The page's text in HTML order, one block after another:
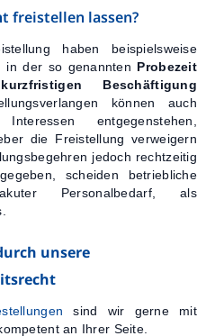
freistellen lassen?
haben beispielsweise
in der so genannten Probezeit
kurzfristigen Beschäftigung
können auch
entgegenstehen,
die Freistellung verweigern
jedoch rechtzeitig
scheiden betriebliche
Personalbedarf, als
unsere
sind wir gerne mit
an Ihrer Seite.